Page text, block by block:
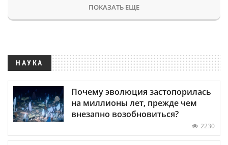
ПОКАЗАТЬ ЕЩЕ
НАУКА
Почему эволюция застопорилась
на миллионы лет, прежде чем
внезапно возобновиться?
2230